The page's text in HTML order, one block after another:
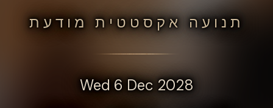
תנועה אקסטטית מודעת
Wed 6 Dec 2028